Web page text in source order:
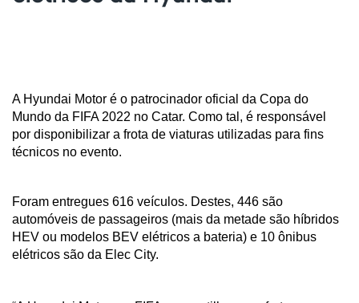
A Hyundai Motor é o patrocinador oficial da Copa do
Mundo da FIFA 2022 no Catar. Como tal, é responsável
por disponibilizar a frota de viaturas utilizadas para fins
técnicos no evento.
Foram entregues 616 veículos. Destes, 446 são
automóveis de passageiros (mais da metade são híbridos
HEV ou modelos BEV elétricos a bateria) e 10 ônibus
elétricos são da Elec City.